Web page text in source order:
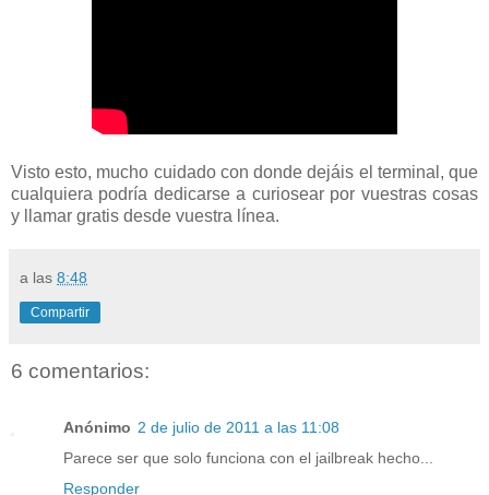
Visto esto, mucho cuidado con donde dejáis el terminal, que
cualquiera podría dedicarse a curiosear por vuestras cosas
y llamar gratis desde vuestra línea.
a las 8:48
Compartir
6 comentarios:
Anónimo 2 de julio de 2011 a las 11:08
Parece ser que solo funciona con el jailbreak hecho...
Responder